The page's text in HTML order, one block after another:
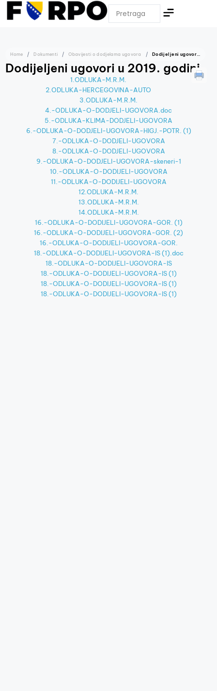
Home Dokumenti Obavijesti o dodjelama ugovora
Dodijeljeni ugovori u 2019. godini
1.ODLUKA-M.R.M.
2.ODLUKA-HERCEGOVINA-AUTO
3.ODLUKA-M.R.M.
4.-ODLUKA-O-DODJELI-UGOVORA.doc
5.-ODLUKA-KLIMA-DODJELI-UGOVORA
6.-ODLUKA-O-DODJELI-UGOVORA-HIGJ.-POTR. (1)
7.-ODLUKA-O-DODJELI-UGOVORA
8.-ODLUKA-O-DODJELI-UGOVORA
9.-ODLUKA-O-DODJELI-UGOVORA-skeneri-1
10.-ODLUKA-O-DODIJELI-UGOVORA
11.-ODLUKA-O-DODIJELI-UGOVORA
12.ODLUKA-M.R.M.
13.ODLUKA-M.R.M.
14.ODLUKA-M.R.M.
16.-ODLUKA-O-DODIJELI-UGOVORA-GOR. (1)
16.-ODLUKA-O-DODIJELI-UGOVORA-GOR. (2)
16.-ODLUKA-O-DODIJELI-UGOVORA-GOR.
18.-ODLUKA-O-DODIJELI-UGOVORA-IS (1).doc
18.-ODLUKA-O-DODIJELI-UGOVORA-IS
18.-ODLUKA-O-DODIJELI-UGOVORA-IS (1)
18.-ODLUKA-O-DODIJELI-UGOVORA-IS (1)
18.-ODLUKA-O-DODIJELI-UGOVORA-IS (1)